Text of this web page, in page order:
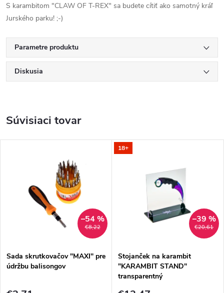
S karambitom "CLAW OF T-REX" sa budete cítiť ako samotný kráľ
Jurského parku! ;-)
Parametre produktu
Diskusia
Súvisiaci tovar
€8,22
–54 %
Sada skrutkovačov "MAXI" pre
údržbu balisongov
18+
€20,61
–39 %
Stojanček na karambit
"KARAMBIT STAND"
transparentný